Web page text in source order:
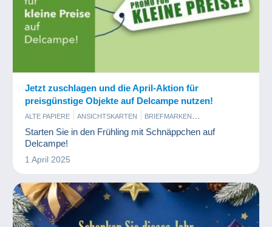
Jetzt zuschlagen und die April-Aktion für
preisgünstige Objekte auf Delcampe nutzen!
ALTE PAPIERE ANSICHTSKARTEN
BRIEFMARKEN
BÜCHER UND ZEITSCHRIFTEN
COMICS
ESSEN UND TRINKEN
KOMMERZIELLES
Starten Sie in den Frühling mit Schnäppchen auf
Delcampe!
1 April 2025